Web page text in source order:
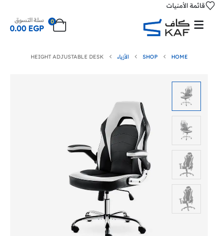
قائمة الأمنيات
0 سلة التسوق
0.00 EGP
HOME
SHOP الأزياء HEIGHT ADJUSTABLE DESK